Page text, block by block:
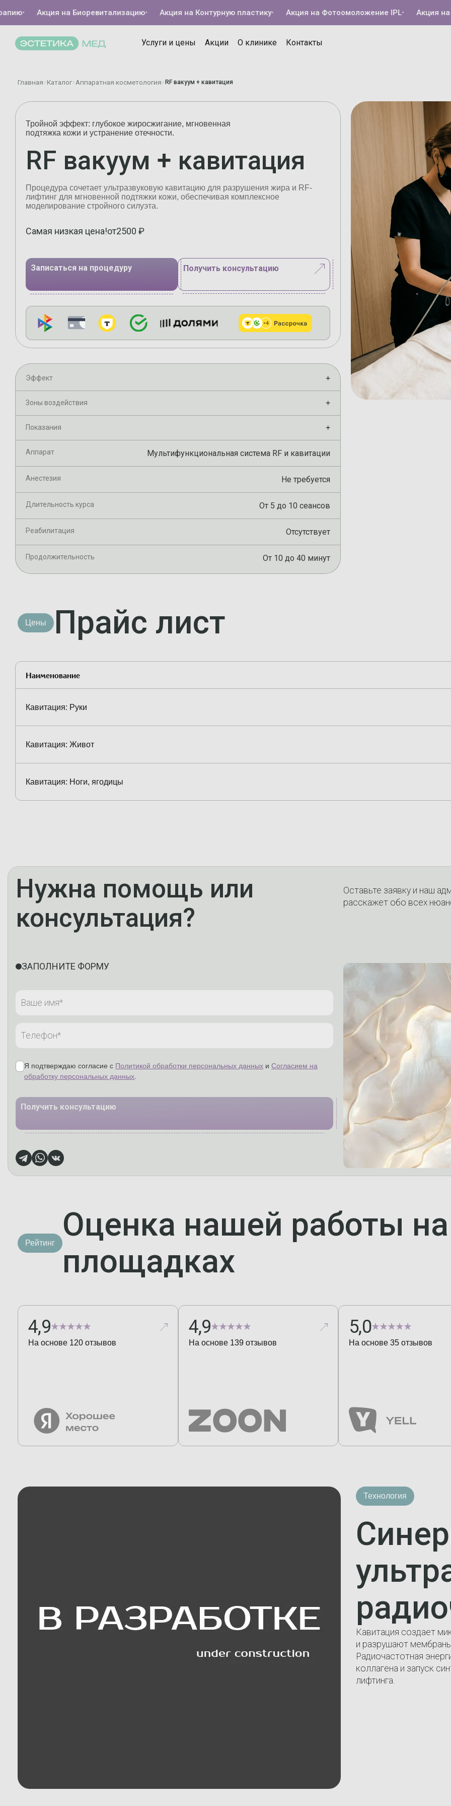
• Акция на Биоревитализацию• Акция на Контурную пластику• Акция на Фотоомоложение IPL• Акция на
Услуги и цены Акции О клинике Контакты
Главная / Каталог / Аппаратная косметология / RF вакуум + кавитация
Тройной эффект: глубокое жиросжигание, мгновенная
подтяжка кожи и устранение отечности.
RF вакуум + кавитация
Процедура сочетает ультразвуковую кавитацию для разрушения жира и RF-
лифтинг для мгновенной подтяжки кожи, обеспечивая комплексное
моделирование стройного силуэта.
Самая низкая цена!от2500 ₽
Записаться на процедуру Получить консультацию
Эффект +
Зоны воздействия +
Показания +
Аппарат Мультифункциональная система RF и кавитации
Анестезия Не требуется
Длительность курса От 5 до 10 сеансов
Реабилитация Отсутствует
Продолжительность От 10 до 40 минут
Цены Прайс лист
Наименование
Кавитация: Руки
Кавитация: Живот
Кавитация: Ноги, ягодицы
Нужна помощь или
консультация?
Оставьте заявку и наш
расскажет обо всех
ЗАПОЛНИТЕ ФОРМУ
Я подтверждаю согласие с Политикой обработки персональных данных и Согласием на
обработку персональных данных
Получить консультацию
Рейтинг
Оценка нашей работы
площадках
4,9
На основе 120 отзывов
4,9
На основе 139отзывов
5,0
На основе 35 отзывов
Технология
Кавитация создает
и разрушают
Радиочастотная
коллагена и запуск
лифтинга.